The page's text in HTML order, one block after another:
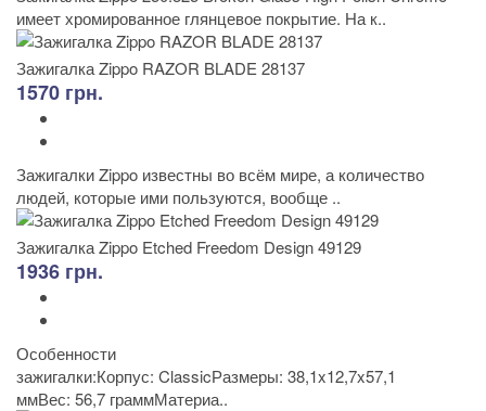
имеет хромированное глянцевое покрытие. На к..
Зажигалка Zippo RAZOR BLADE 28137
1570 грн.
Зажигалки Zippo известны во всём мире, а количество
людей, которые ими пользуются, вообще ..
Зажигалка Zippo Etched Freedom Design 49129
1936 грн.
Особенности
зажигалки:Корпус: ClassicРазмеры: 38,1x12,7x57,1
ммВес: 56,7 граммМатериа..